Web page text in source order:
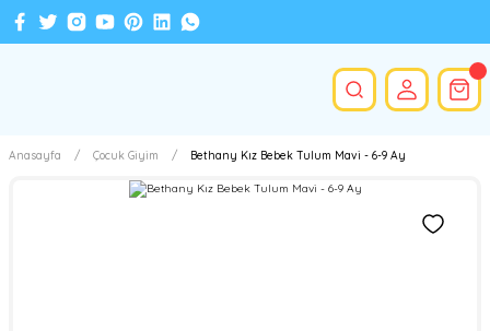
Anasayfa Çocuk Giyim Bethany Kız Bebek Tulum Mavi - 6-9 Ay